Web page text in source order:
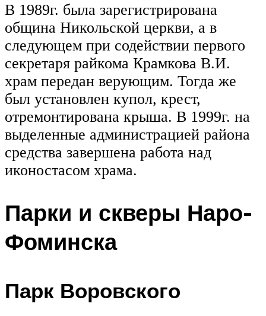
В 1989г. была зарегистрирована
община Никольской церкви, а в
следующем при содействии первого
секретаря райкома Крамкова В.И.
храм передан верующим. Тогда же
был установлен купол, крест,
отремонтирована крыша. В 1999г. на
выделенные администрацией района
средства заверше­на работа над
иконостасом храма.
Парки и скверы Наро-
Фоминска
Парк Воровского